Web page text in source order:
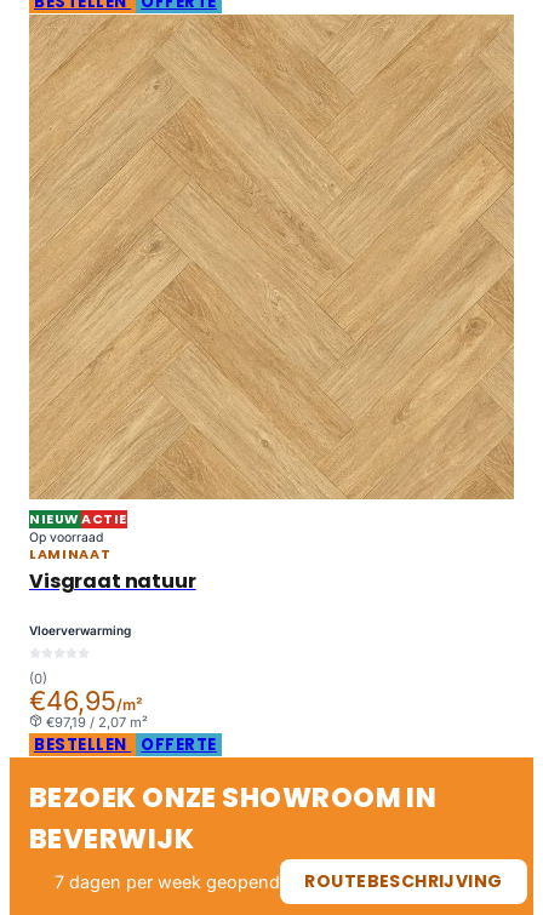
NIEUWACTIE
Op voorraad
LAMINAAT
Visgraat natuur
Vloerverwarming
(0)
€46,95/m²
€97,19 / 2,07 m²
BESTELLEN OFFERTE
BEZOEK ONZE SHOWROOM IN
BEVERWIJK
7 dagen per week geopend ROUTEBESCHRIJVING